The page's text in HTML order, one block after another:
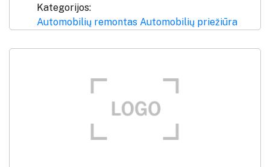
Kategorijos:
Automobilių remontas Automobilių priežiūra